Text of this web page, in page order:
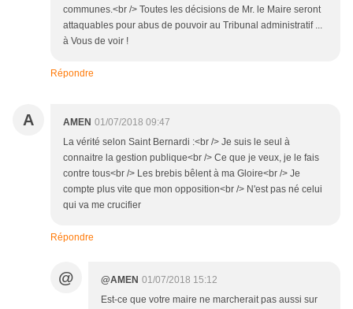
communes.<br /> Toutes les décisions de Mr. le Maire seront
attaquables pour abus de pouvoir au Tribunal administratif ...
à Vous de voir !
Répondre
A AMEN 01/07/2018 09:47
La vérité selon Saint Bernardi :<br /> Je suis le seul à
connaitre la gestion publique<br /> Ce que je veux, je le fais
contre tous<br /> Les brebis bêlent à ma Gloire<br /> Je
compte plus vite que mon opposition<br /> N'est pas né celui
qui va me crucifier
Répondre
@ @AMEN 01/07/2018 15:12
Est-ce que votre maire ne marcherait pas aussi sur